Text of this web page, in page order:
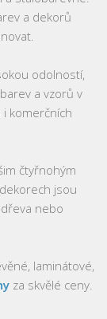
a dekorů
odolností,
a vzorů v
i komerčních
čtyřnohým
jsou
nebo
laminátové,
za skvělé ceny.